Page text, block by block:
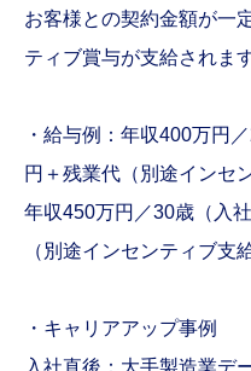
お客様との契約金額が一
ティブ賞与が支給されます
・給与例：年収400万円
円＋残業代（別途インセ
年収450万円／30歳（入
（別途インセンティブ支給
・キャリアアップ事例
入社直後：大手製造業デ